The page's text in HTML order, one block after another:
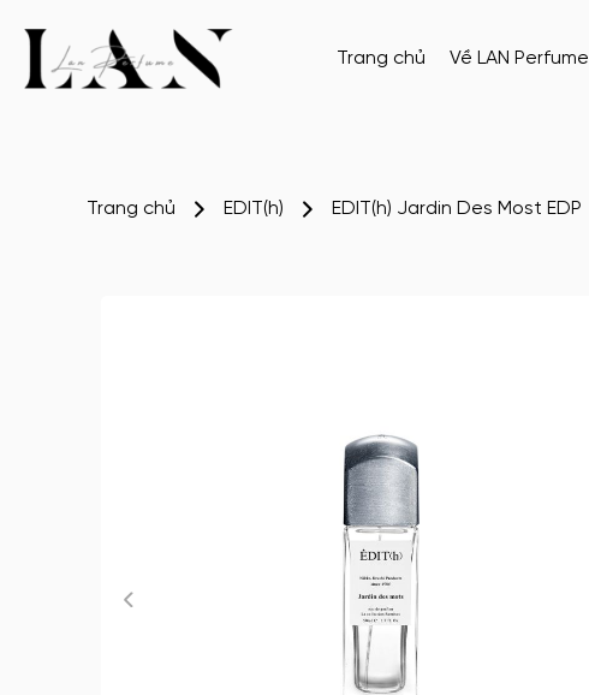
Trang chủ Về LAN Perfume
Trang chủ EDIT(h) EDIT(h) Jardin Des Most EDP